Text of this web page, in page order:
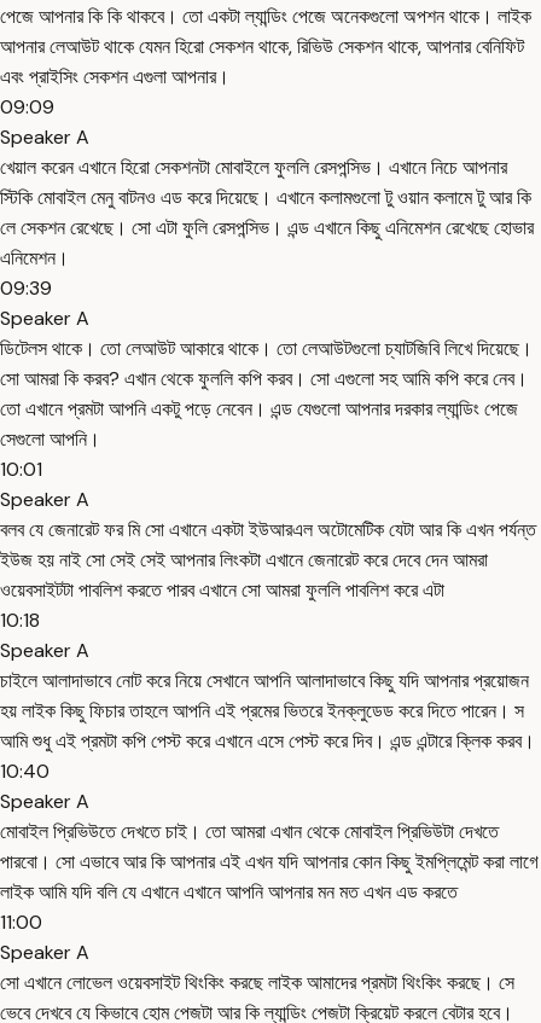
পেজে আপনার কি কি থাকবে। তো একটা ল্যান্ডিং পেজে অনেকগুলো অপশন থাকে। লাইক
আপনার লেআউট থাকে যেমন হিরো সেকশন থাকে, রিভিউ সেকশন থাকে, আপনার বেনিফিট
এবং প্রাইসিং সেকশন এগুলা আপনার।
09:09
Speaker A
খেয়াল করেন এখানে হিরো সেকশনটা মোবাইলে ফুললি রেসপন্সিভ। এখানে নিচে আপনার
স্টিকি মোবাইল মেনু বাটনও এড করে দিয়েছে। এখানে কলামগুলো টু ওয়ান কলামে টু আর কি
লে সেকশন রেখেছে। সো এটা ফুলি রেসপন্সিভ। এন্ড এখানে কিছু এনিমেশন রেখেছে হোভার
এনিমেশন।
09:39
Speaker A
ডিটেলস থাকে। তো লেআউট আকারে থাকে। তো লেআউটগুলো চ্যাটজিবি লিখে দিয়েছে।
সো আমরা কি করব? এখান থেকে ফুললি কপি করব। সো এগুলো সহ আমি কপি করে নেব।
তো এখানে প্রমটা আপনি একটু পড়ে নেবেন। এন্ড যেগুলো আপনার দরকার ল্যান্ডিং পেজে
সেগুলো আপনি।
10:01
Speaker A
বলব যে জেনারেট ফর মি সো এখানে একটা ইউআরএল অটোমেটিক যেটা আর কি এখন পর্যন্ত
ইউজ হয় নাই সো সেই সেই আপনার লিংকটা এখানে জেনারেট করে দেবে দেন আমরা
ওয়েবসাইটটা পাবলিশ করতে পারব এখানে সো আমরা ফুললি পাবলিশ করে এটা
10:18
Speaker A
চাইলে আলাদাভাবে নোট করে নিয়ে সেখানে আপনি আলাদাভাবে কিছু যদি আপনার প্রয়োজন
হয় লাইক কিছু ফিচার তাহলে আপনি এই প্রমের ভিতরে ইনক্লুডেড করে দিতে পারেন। স
আমি শুধু এই প্রমটা কপি পেস্ট করে এখানে এসে পেস্ট করে দিব। এন্ড এন্টারে ক্লিক করব।
10:40
Speaker A
মোবাইল প্রিভিউতে দেখতে চাই। তো আমরা এখান থেকে মোবাইল প্রিভিউটা দেখতে
পারবো। সো এভাবে আর কি আপনার এই এখন যদি আপনার কোন কিছু ইমপ্লিমেন্ট করা লাগে
লাইক আমি যদি বলি যে এখানে এখানে আপনি আপনার মন মত এখন এড করতে
11:00
Speaker A
সো এখানে লোভেল ওয়েবসাইট থিংকিং করছে লাইক আমাদের প্রমটা থিংকিং করছে। সে
ভেবে দেখবে যে কিভাবে হোম পেজটা আর কি ল্যান্ডিং পেজটা ক্রিয়েট করলে বেটার হবে।